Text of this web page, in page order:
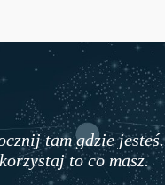
tam gdzie jesteś.
to co masz.